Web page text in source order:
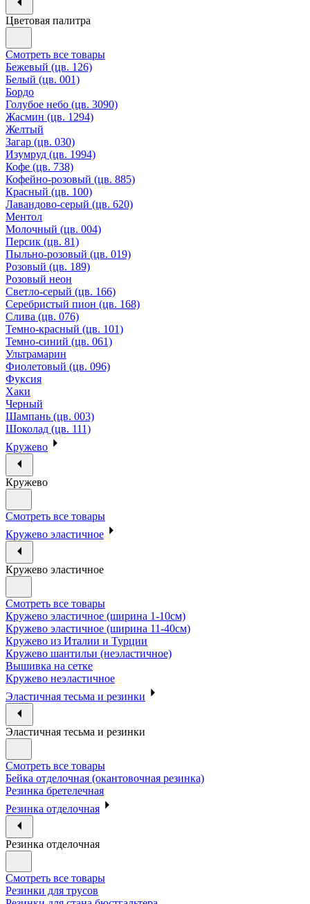
Цветовая палитра
Смотреть все товары
Бежевый (цв. 126)
Белый (цв. 001)
Бордо
Голубое небо (цв. 3090)
Жасмин (цв. 1294)
Желтый
Загар (цв. 030)
Изумруд (цв. 1994)
Кофе (цв. 738)
Кофейно-розовый (цв. 885)
Красный (цв. 100)
Лавандово-серый (цв. 620)
Ментол
Молочный (цв. 004)
Персик (цв. 81)
Пыльно-розовый (цв. 019)
Розовый (цв. 189)
Розовый неон
Светло-серый (цв. 166)
Серебристый пион (цв. 168)
Слива (цв. 076)
Темно-красный (цв. 101)
Темно-синий (цв. 061)
Ультрамарин
Фиолетовый (цв. 096)
Фуксия
Хаки
Черный
Шампань (цв. 003)
Шоколад (цв. 111)
Кружево
Кружево
Смотреть все товары
Кружево эластичное
Кружево эластичное
Смотреть все товары
Кружево эластичное (ширина 1-10см)
Кружево эластичное (ширина 11-40см)
Кружево из Италии и Турции
Кружево шантильи (неэластичное)
Вышивка на сетке
Кружево неэластичное
Эластичная тесьма и резинки
Эластичная тесьма и резинки
Смотреть все товары
Бейка отделочная (окантовочная резинка)
Резинка бретелечная
Резинка отделочная
Резинка отделочная
Смотреть все товары
Резинки для трусов